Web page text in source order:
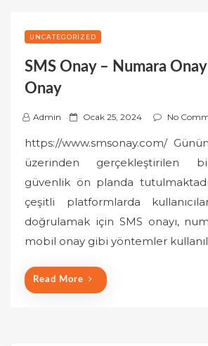
UNCATEGORIZED
SMS Onay – Numara
Onay
Admin
P
s
t
e
d
Ocak 25, 2024 No
https://www.smsonay.com/
üzerinden gerçekleştirilen
güvenlik ön planda
çeşitli platformlarda
doğrulamak için SMS onayı,
mobil onay gibi yöntemler
Read More